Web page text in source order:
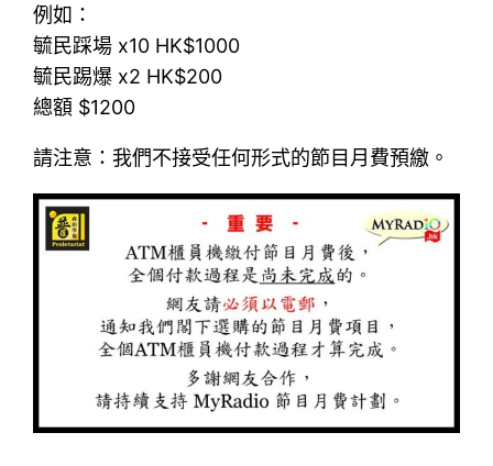
例如：
毓民踩場 x10 HK$1000
毓民踢爆 x2 HK$200
總額 $1200
請注意：我們不接受任何形式的節目月費預繳。